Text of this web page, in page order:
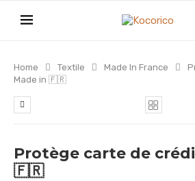
Home Textile Made In France
Made in 🇫🇷
Protège carte de
🇫🇷